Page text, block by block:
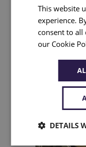
wensen
This website
experience.
consent to all
our Cookie
DETAILS